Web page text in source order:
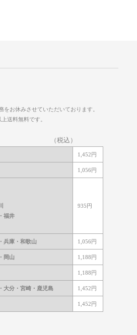
をお休みさせていただいております。
送料無料です。
】 （税込）
1,452円
1,056円
福井
935円
兵庫・和歌山 1,056円
岡山 1,188円
1,188円
大分・宮崎・鹿児島 1,452円
1,452円